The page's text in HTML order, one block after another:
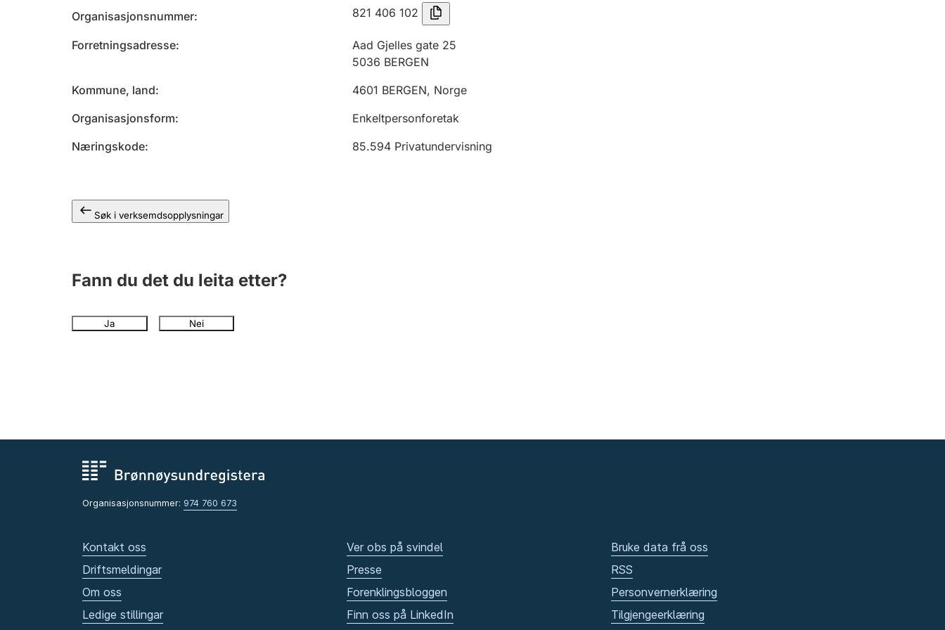
Organisasjonsnummer 821 406 102
Forretningsadresse
Aad Gjelles gate 25
5036 BERGEN
Kommune, land
4601 BERGEN, Norge
Organisasjonsform
Enkeltpersonforetak
Næringskode
85.594 Privatundervisning
Søk i verksemdsopplysningar
Fann du det du leita etter?
Ja Nei
Organisasjonsnummer: 974 760 673
Kontakt oss
Driftsmeldingar
Om oss
Ledige stillingar
Ver obs på svindel
Presse
Forenklingsbloggen
Finn oss på LinkedIn
Bruke data frå oss
RSS
Personvernerklæring
Tilgjengeerklæring